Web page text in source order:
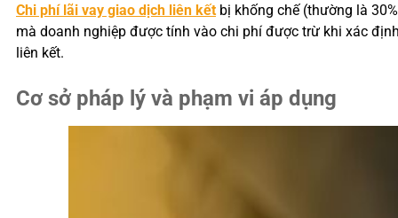
Chi phí lãi vay giao dịch liên kết bị khống chế(thường là
mà doanh nghiệp được tính vào chi phí được trừ khi xác
liên kết.
Cơ sở pháp lý và phạm vi áp dụng